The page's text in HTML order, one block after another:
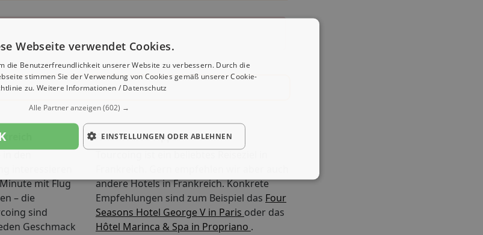
mit Flug
– die
sind
Geschmack
Alternative Tipps
andere Hotels in Frankreich. Konkrete
Empfehlungen sind zum Beispiel das Four
Seasons Hotel George V in Paris oder das
Hôtel Marinca & Spa in Propriano .
Webseite verwendet Cookies.
die Benutzerfreundlichkeit unserer Website zu verbessern. Durch die
stimmen Sie der Verwendung von Cookies gemäß unserer Cookie-
zu. Weitere Informationen / Datenschutz
Alle Partner anzeigen(602) →
EINSTELLUNGEN ODER ABLEHNEN